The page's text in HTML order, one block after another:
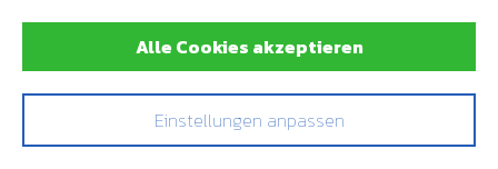
Alle Cookies akzeptieren
Einstellungen anpassen
UNSER
GESCHÄFT